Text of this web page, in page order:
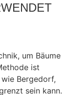
um Bäume
ist
Bergedorf,
sein kann.